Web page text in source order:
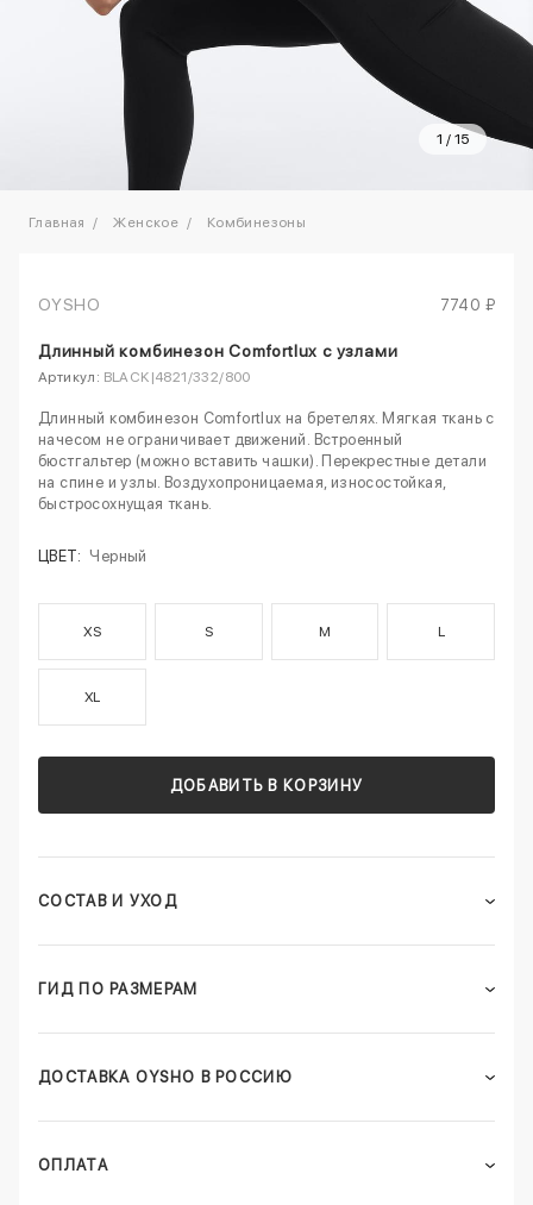
1 / 15
Главная Женское Комбинезоны
OYSHO 7740 ₽
Длинный комбинезон Comfortlux с узлами
Артикул: BLACK|4821/332/800
Длинный комбинезон Comfortlux на бретелях. Мягкая ткань с
начесом не ограничивает движений. Встроенный
бюстгальтер (можно вставить чашки). Перекрестные детали
на спине и узлы. Воздухопроницаемая, износостойкая,
быстросохнущая ткань.
ЦВЕТ: Черный
XS S M L
XL
ДОБАВИТЬ В КОРЗИНУ
СОСТАВ И УХОД
ГИД ПО РАЗМЕРАМ
ДОСТАВКА OYSHO В РОССИЮ
ОПЛАТА